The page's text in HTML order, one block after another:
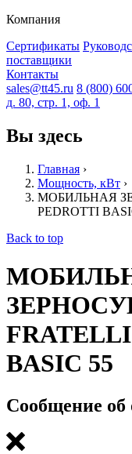
Компания
Сертификаты
поставщики
Контакты
sales@tt45.ru 8 (800)
д. 80, стр. 1, оф. 1
Вы здесь
Главная ›
Мощность, кВт ›
МОБИЛЬНАЯ
PЕDROTTI
Back to top
BASIC 55
Сообщение об